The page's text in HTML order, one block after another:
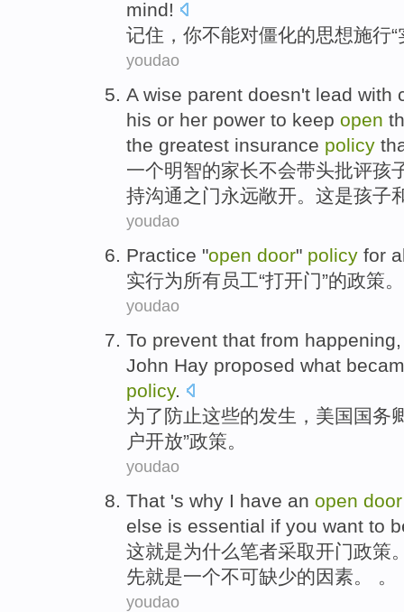
mind!
记住 ， 你不能对僵化的思想施行“
youdao
A wise parent doesn't lead with
his or her power to keep open
the greatest insurance policy
一个明智的家长不会带头批评孩
持沟通 之门永远敞开。 这是孩子
youdao
Practice "open door" policy for
实行为所有员工“打开门”的政策。
youdao
To prevent that from happening
John Hay proposed what
policy.
为了 防止这些的发生 ， 美国 国务
户开放”政策。
youdao
That 's why I have an open door
else is essential if you want to
这就是为什么笔者采取开门政策
先就是一个不可缺少的因素。 。
youdao